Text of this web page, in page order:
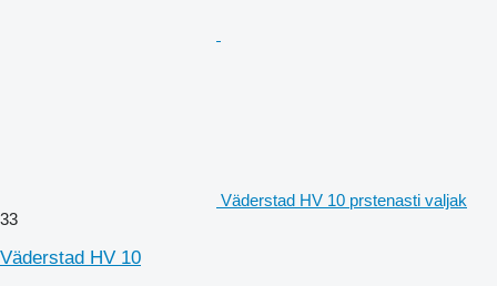
Väderstad HV 10 prstenasti valjak
33
Väderstad HV 10